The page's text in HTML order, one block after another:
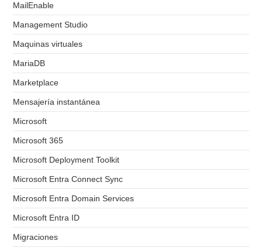
MailEnable
Management Studio
Maquinas virtuales
MariaDB
Marketplace
Mensajería instantánea
Microsoft
Microsoft 365
Microsoft Deployment Toolkit
Microsoft Entra Connect Sync
Microsoft Entra Domain Services
Microsoft Entra ID
Migraciones